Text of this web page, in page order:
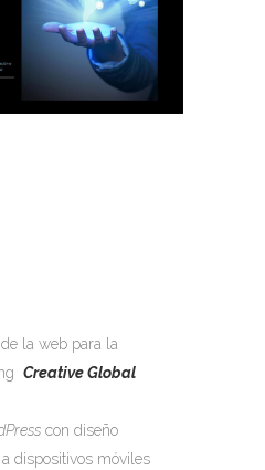
la web para la
Creative Global
con diseño
dispositivos móviles